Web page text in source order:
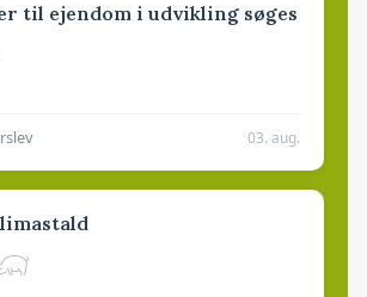
til ejendom i udvikling søges
03. aug.